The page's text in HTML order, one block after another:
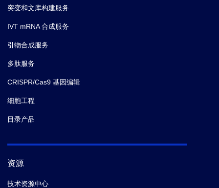
突变和文库构建服务
IVT mRNA 合成服务
引物合成服务
多肽服务
CRISPR/Cas9 基因编辑
细胞工程
目录产品
资源
技术资源中心